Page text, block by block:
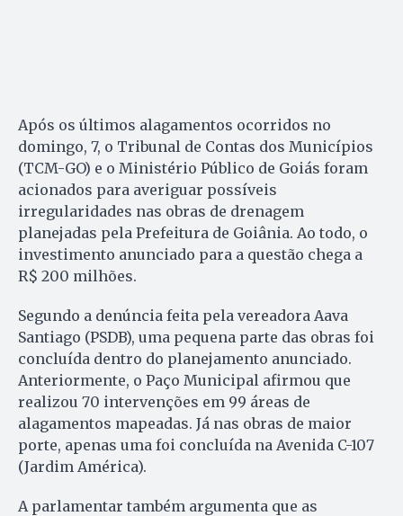
Após os últimos alagamentos ocorridos no
domingo, 7, o Tribunal de Contas dos Municípios
(TCM-GO) e o Ministério Público de Goiás foram
acionados para averiguar possíveis
irregularidades nas obras de drenagem
planejadas pela Prefeitura de Goiânia. Ao todo, o
investimento anunciado para a questão chega a
R$ 200 milhões.
Segundo a denúncia feita pela vereadora Aava
Santiago (PSDB), uma pequena parte das obras foi
concluída dentro do planejamento anunciado.
Anteriormente, o Paço Municipal afirmou que
realizou 70 intervenções em 99 áreas de
alagamentos mapeadas. Já nas obras de maior
porte, apenas uma foi concluída na Avenida C-107
(Jardim América).
A parlamentar também argumenta que as